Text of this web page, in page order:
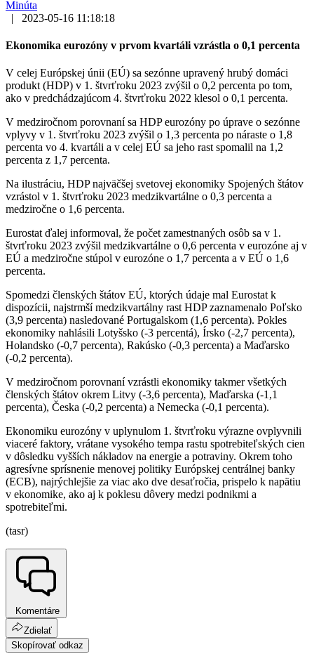
Minúta
|
2023-05-16 11:18:18
Ekonomika eurozóny v prvom kvartáli vzrástla o 0,1 percenta
V celej Európskej únii (EÚ) sa sezónne upravený hrubý domáci
produkt (HDP) v 1. štvrťroku 2023 zvýšil o 0,2 percenta po tom,
ako v predchádzajúcom 4. štvrťroku 2022 klesol o 0,1 percenta.
V medziročnom porovnaní sa HDP eurozóny po úprave o sezónne
vplyvy v 1. štvrťroku 2023 zvýšil o 1,3 percenta po náraste o 1,8
percenta vo 4. kvartáli a v celej EÚ sa jeho rast spomalil na 1,2
percenta z 1,7 percenta.
Na ilustráciu, HDP najväčšej svetovej ekonomiky Spojených štátov
vzrástol v 1. štvrťroku 2023 medzikvartálne o 0,3 percenta a
medziročne o 1,6 percenta.
Eurostat ďalej informoval, že počet zamestnaných osôb sa v 1.
štvrťroku 2023 zvýšil medzikvartálne o 0,6 percenta v eurozóne aj v
EÚ a medziročne stúpol v eurozóne o 1,7 percenta a v EÚ o 1,6
percenta.
Spomedzi členských štátov EÚ, ktorých údaje mal Eurostat k
dispozícii, najstrmší medzikvartálny rast HDP zaznamenalo Poľsko
(3,9 percenta) nasledované Portugalskom (1,6 percenta). Pokles
ekonomiky nahlásili Lotyšsko (-3 percentá), Írsko (-2,7 percenta),
Holandsko (-0,7 percenta), Rakúsko (-0,3 percenta) a Maďarsko
(-0,2 percenta).
V medziročnom porovnaní vzrástli ekonomiky takmer všetkých
členských štátov okrem Litvy (-3,6 percenta), Maďarska (-1,1
percenta), Česka (-0,2 percenta) a Nemecka (-0,1 percenta).
Ekonomiku eurozóny v uplynulom 1. štvrťroku výrazne ovplyvnili
viaceré faktory, vrátane vysokého tempa rastu spotrebiteľských cien
v dôsledku vyšších nákladov na energie a potraviny. Okrem toho
agresívne sprísnenie menovej politiky Európskej centrálnej banky
(ECB), najrýchlejšie za viac ako dve desaťročia, prispelo k napätiu
v ekonomike, ako aj k poklesu dôvery medzi podnikmi a
spotrebiteľmi.
(tasr)
Komentáre
Zdielať
Skopírovať odkaz